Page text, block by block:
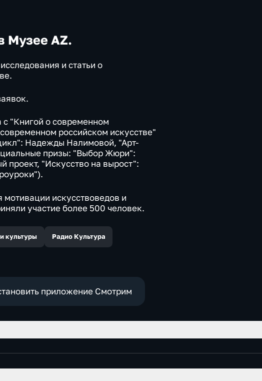
Музее AZ.
и статьи о
"Книгой о современном
российском искусстве"
Надежды Налимовой, "Арт-
призы: "Выбор Жюри":
проект, "Искусство на вырост":
искусствоведов и
участие более 500 человек.
культуры Радио Культура
приложение Смотрим